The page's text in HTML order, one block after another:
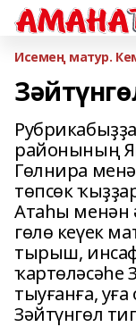
Исемең матур.
районының
Гөлнира
төпсөк
Атаһы менән
гөлө кеүек
тырыш,
ҡартөләсәһе
тыуғанға,
Зәйтүнгөл